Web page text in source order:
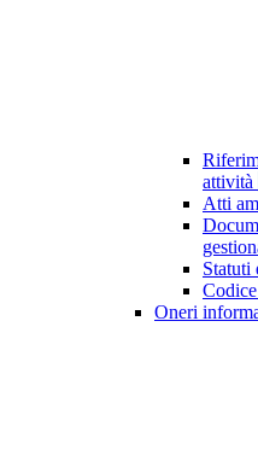
attività
Atti
Statuti
Oneri